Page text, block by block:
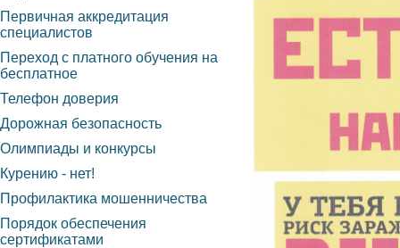
Первичная аккредитация
специалистов
Переход с платного обучения на
бесплатное
Телефон доверия
Дорожная безопасность
Олимпиады и конкурсы
Курению - нет!
Профилактика мошенничества
Порядок обеспечения
сертификатами